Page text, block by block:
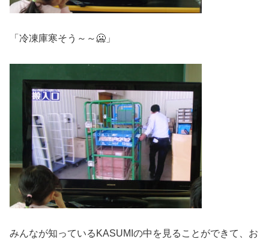
「冷凍庫寒そう～～🥶」
みんなが知っているKASUMIの中を見ることができて、お